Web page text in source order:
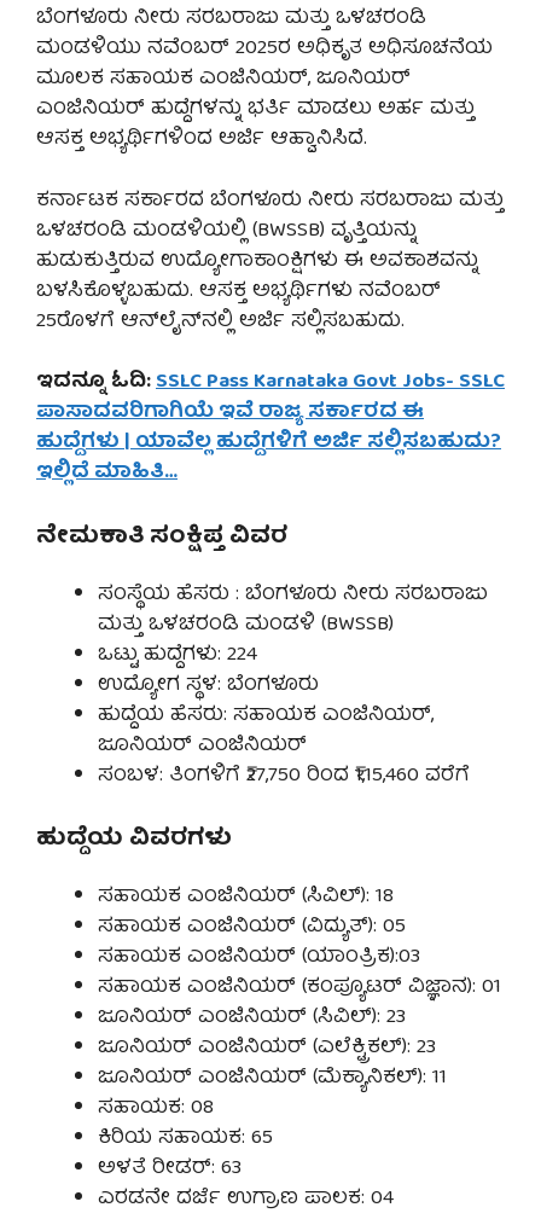
ಬೆಂಗಳೂರು ನೀರು ಸರಬರಾಜು ಮತ್ತು ಒಳಚರಂಡಿ
ಮಂಡಳಿಯು ನವೆಂಬರ್ 2025ರ ಅಧಿಕೃತ ಅಧಿಸೂಚನೆಯ
ಮೂಲಕ ಸಹಾಯಕ ಎಂಜಿನಿಯರ್, ಜೂನಿಯರ್
ಎಂಜಿನಿಯರ್ ಹುದ್ದೆಗಳನ್ನು ಭರ್ತಿ ಮಾಡಲು ಅರ್ಹ ಮತ್ತು
ಆಸಕ್ತ ಅಭ್ಯರ್ಥಿಗಳಿಂದ ಅರ್ಜಿ ಆಹ್ವಾನಿಸಿದೆ.
ಕರ್ನಾಟಕ ಸರ್ಕಾರದ ಬೆಂಗಳೂರು ನೀರು ಸರಬರಾಜು ಮತ್ತು
ಒಳಚರಂಡಿ ಮಂಡಳಿಯಲ್ಲಿ (BWSSB) ವೃತ್ತಿಯನ್ನು
ಹುಡುಕುತ್ತಿರುವ ಉದ್ಯೋಗಾಕಾಂಕ್ಷಿಗಳು ಈ ಅವಕಾಶವನ್ನು
ಬಳಸಿಕೊಳ್ಳಬಹುದು. ಆಸಕ್ತ ಅಭ್ಯರ್ಥಿಗಳು ನವೆಂಬರ್
25ರೊಳಗೆ ಆನ್‌ಲೈನ್‌ನಲ್ಲಿ ಅರ್ಜಿ ಸಲ್ಲಿಸಬಹುದು.
ಇದನ್ನೂ ಓದಿ:SSLC Pass Karnataka Govt Jobs- SSLC
ಪಾಸಾದವರಿಗಾಗಿಯೆ ಇವೆ ರಾಜ್ಯ ಸರ್ಕಾರದ ಈ
ಹುದ್ದೆಗಳು | ಯಾವೆಲ್ಲ ಹುದ್ದೆಗಳಿಗೆ ಅರ್ಜಿ ಸಲ್ಲಿಸಬಹುದು?
ಇಲ್ಲಿದೆ ಮಾಹಿತಿ…
ನೇಮಕಾತಿ ಸಂಕ್ಷಿಪ್ತ ವಿವರ
ಸಂಸ್ಥೆಯ ಹೆಸರು : ಬೆಂಗಳೂರು ನೀರು ಸರಬರಾಜು
ಮತ್ತು ಒಳಚರಂಡಿ ಮಂಡಳಿ (BWSSB)
ಒಟ್ಟು ಹುದ್ದೆಗಳು: 224
ಉದ್ಯೋಗ ಸ್ಥಳ: ಬೆಂಗಳೂರು
ಹುದ್ದೆಯ ಹೆಸರು: ಸಹಾಯಕ ಎಂಜಿನಿಯರ್,
ಜೂನಿಯರ್ ಎಂಜಿನಿಯರ್
ಸಂಬಳ: ತಿಂಗಳಿಗೆ ₹27,750 ರಿಂದ ₹1,15,460 ವರೆಗೆ
ಹುದ್ದೆಯ ವಿವರಗಳು
ಸಹಾಯಕ ಎಂಜಿನಿಯರ್ (ಸಿವಿಲ್): 18
ಸಹಾಯಕ ಎಂಜಿನಿಯರ್ (ವಿದ್ಯುತ್): 05
ಸಹಾಯಕ ಎಂಜಿನಿಯರ್ (ಯಾಂತ್ರಿಕ):03
ಸಹಾಯಕ ಎಂಜಿನಿಯರ್ (ಕಂಪ್ಯೂಟರ್ ವಿಜ್ಞಾನ): 01
ಜೂನಿಯರ್ ಎಂಜಿನಿಯರ್ (ಸಿವಿಲ್): 23
ಜೂನಿಯರ್ ಎಂಜಿನಿಯರ್ (ಎಲೆಕ್ಟ್ರಿಕಲ್): 23
ಜೂನಿಯರ್ ಎಂಜಿನಿಯರ್ (ಮೆಕ್ಯಾನಿಕಲ್): 11
ಸಹಾಯಕ: 08
ಕಿರಿಯ ಸಹಾಯಕ: 65
ಅಳತೆ ರೀಡರ್: 63
ಎರಡನೇ ದರ್ಜೆ ಉಗ್ರಾಣ ಪಾಲಕ: 04